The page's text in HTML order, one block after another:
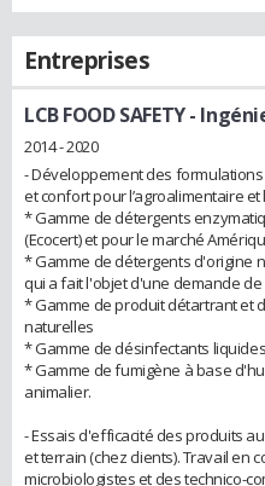
Entreprises
LCB FOOD SAFETY-
2014 - 2020
- Développement des
et confort pour l’agroalimentaire et
* Gamme de détergents
(Ecocert) et pour le marché
* Gamme de détergents d'origine
qui a fait l'objet d'une demande
* Gamme de produit détartrant et
naturelles
* Gamme de désinfectants liquides
* Gamme de fumigène à base
animalier.
- Essais d'efficacité des produits
et terrain (chez clients). Travail en
microbiologistes et des technico-